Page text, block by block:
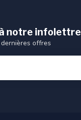
notre infolettre
offres